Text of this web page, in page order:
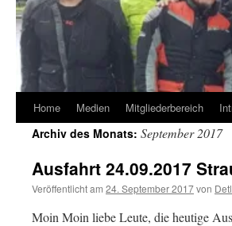
Home Medien Mitgliederbereich
Archiv des Monats: September 2017
Ausfahrt 24.09.2017
Veröffentlicht am 24. September 2017von
Moin Moin liebe Leute, die heutige